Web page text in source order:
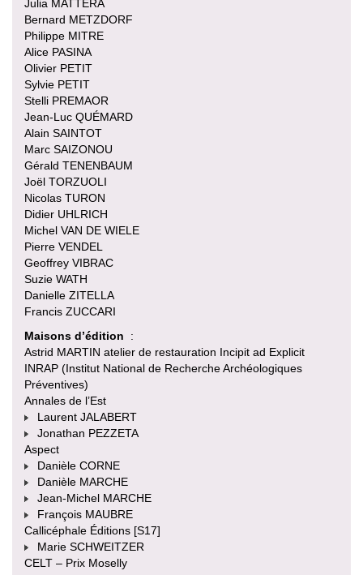
Julia MATTERA
Bernard METZDORF
Philippe MITRE
Alice PASINA
Olivier PETIT
Sylvie PETIT
Stelli PREMAOR
Jean-Luc QUÉMARD
Alain SAINTOT
Marc SAIZONOU
Gérald TENENBAUM
Joël TORZUOLI
Nicolas TURON
Didier UHLRICH
Michel VAN DE WIELE
Pierre VENDEL
Geoffrey VIBRAC
Suzie WATH
Danielle ZITELLA
Francis ZUCCARI
Maisons d’édition
:
Astrid MARTIN atelier de restauration Incipit ad Explicit
INRAP (Institut National de Recherche Archéologiques
Préventives)
Annales de l’Est
Laurent JALABERT
Jonathan PEZZETA
Aspect
Danièle CORNE
Danièle MARCHE
Jean-Michel MARCHE
François MAUBRE
Callicéphale Éditions [S17]
Marie SCHWEITZER
CELT – Prix Moselly